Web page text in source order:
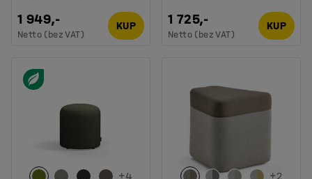
1 949,-
Netto (bez VAT)
KUP 1 725,-
Netto (bez VAT)
KUP
+4 +2